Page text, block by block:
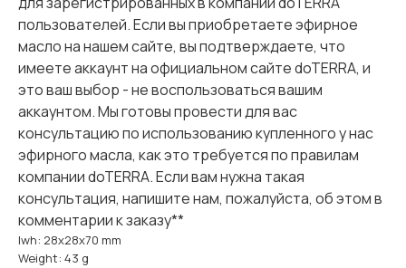
пользователей. Если вы приобретаете эфирное
масло на нашем сайте, вы подтверждаете, что
имеете аккаунт на официальном сайте doTERRA, и
это ваш выбор - не воспользоваться вашим
аккаунтом. Мы готовы провести для вас
консультацию по использованию купленного у нас
эфирного масла, как это требуется по правилам
компании doTERRA. Если вам нужна такая
консультация, напишите нам, пожалуйста, об этом в
комментарии к заказу**
lwh: 28x28x70 mm
Weight: 43 g